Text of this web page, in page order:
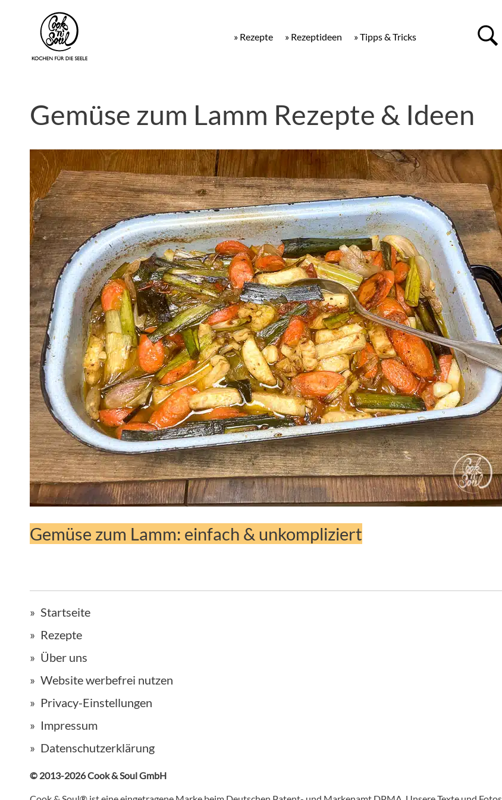
» Tipps & Tricks
» Rezeptideen
» Rezepte
Gemüse zum Lamm Rezepte & Ideen
Gemüse zum Lamm: einfach & unkompliziert
Startseite
Rezepte
Über uns
Website werbefrei nutzen
Privacy-Einstellungen
Impressum
Datenschutzerklärung
© 2013-2026 Cook & Soul GmbH